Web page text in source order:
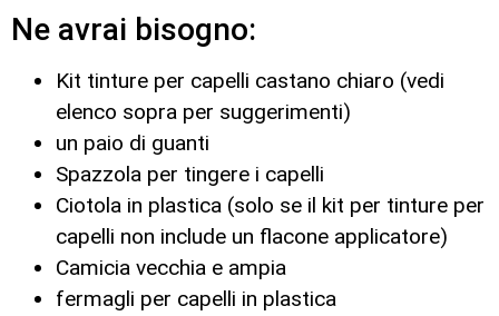
Ne avrai bisogno:
Kit tinture per capelli castano chiaro (vedi
elenco sopra per suggerimenti)
un paio di guanti
Spazzola per tingere i capelli
Ciotola in plastica (solo se il kit per tinture per
capelli non include un flacone applicatore)
Camicia vecchia e ampia
fermagli per capelli in plastica